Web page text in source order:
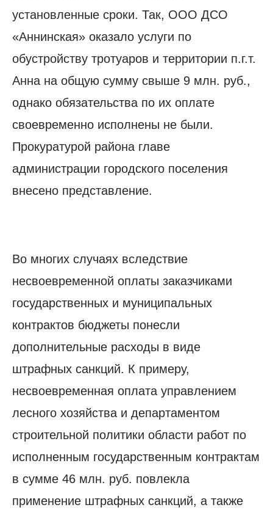
установленные сроки. Так, ООО ДСО
«Аннинская» оказало услуги по
обустройству тротуаров и территории п.г.т.
Анна на общую сумму свыше 9 млн. руб.,
однако обязательства по их оплате
своевременно исполнены не были.
Прокуратурой района главе
администрации городского поселения
внесено представление.
Во многих случаях вследствие
несвоевременной оплаты заказчиками
государственных и муниципальных
контрактов бюджеты понесли
дополнительные расходы в виде
штрафных санкций. К примеру,
несвоевременная оплата управлением
лесного хозяйства и департаментом
строительной политики области работ по
исполненным государственным контрактам
в сумме 46 млн. руб. повлекла
применение штрафных санкций, а также